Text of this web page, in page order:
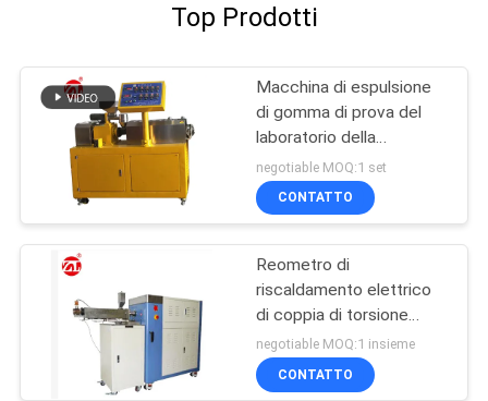
Top Prodotti
Macchina di espulsione
di gomma di prova del
laboratorio della
macchina della vite di
gomma del gemello per
PA del PC del PVC
negotiable MOQ:1 set
CONTATTO
Reometro di
riscaldamento elettrico
di coppia di torsione
60ML più la gamma 0-
300Nm di coppia di
torsione del miscelatore
negotiable MOQ:1 insieme
CONTATTO